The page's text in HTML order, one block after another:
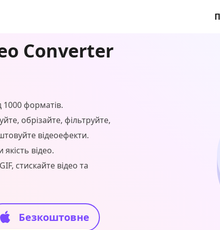
Converter
1000 форматів.
обрізайте, фільтруйте,
відеоефекти.
відео.
стискайте відео та
Безкоштовне